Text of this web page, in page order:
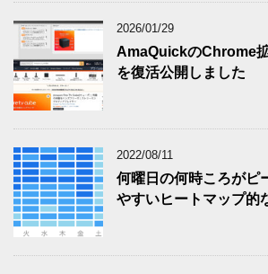
2026/01/29
AmaQuickのChrome
を復活公開しました
2022/08/11
何曜日の何時ころがピ
やすいヒートマップ的